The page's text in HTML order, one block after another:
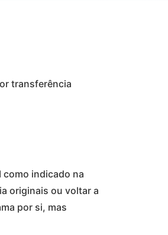
transferência
como indicado na
originais ou voltar a
por si, mas